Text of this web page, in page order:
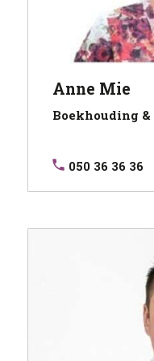
Anne Mie
Boekhouding
050 36 36 36